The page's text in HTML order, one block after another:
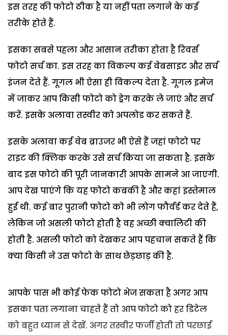
इस तरह की फोटो ठीक है या नहीं पता लगाने के कई
तरीके होते हैं.
इसका सबसे पहला और आसान तरीका होता है रिवर्स
फोटो सर्च का. इस तरह का विकल्प कई वेबसाइट और सर्च
इंजन देते हैं. गूगल भी ऐसा ही विकल्प देता है. गूगल इमेज
में जाकर आप किसी फोटो को ड्रेग करके ले जाएं और सर्च
करें. इसके अलावा तस्वीर को अपलोड कर सकते हैं.
इसके अलावा कई वेब ब्राउजर भी ऐसे हैं जहां फोटो पर
राइट की क्लिक करके उसे सर्च किया जा सकता है. इसके
बाद इस फोटो की पूरी जानकारी आपके सामने आ जाएगी.
आप देख पाएंगे कि यह फोटो कबकी है और कहां इस्तेमाल
हुई थी. कई बार पुरानी फोटो को भी लोग फौर्वर्ड कर देते हैं,
लेकिन जो असली फोटो होती है वह अच्छी क्वालिटी की
होती है. असली फोटो को देखकर आप पहचान सकते हैं कि
क्या किसी ने उस फोटो के साथ छेड़छाड़ की है.
आपके पास भी कोई फेक फोटो भेज सकता है अगर आप
इसका पता लगाना चाहते हैं तो आप फोटो को हर डिटेल
को बहुत ध्यान से देखें. अगर तस्वीर फर्जी होती तो परछाई